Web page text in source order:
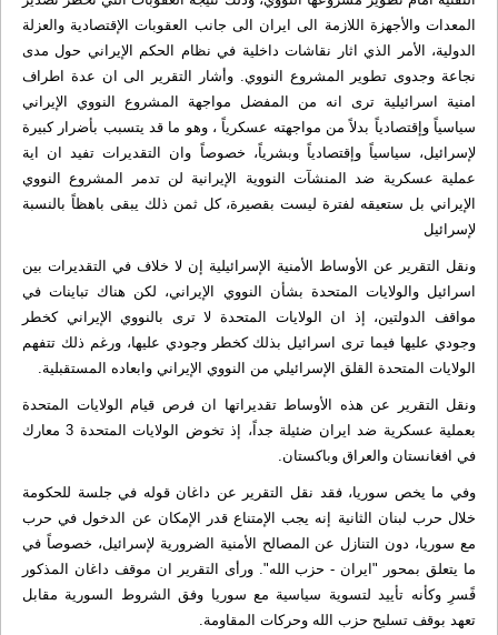
المعدات والأجهزة اللازمة الى ايران الى جانب العقوبات الإقتصادية والعزلة
الدولية، الأمر الذي اثار نقاشات داخلية في نظام الحكم الإيراني حول مدى
نجاعة وجدوى تطوير المشروع النووي. وأشار التقرير الى ان عدة اطراف
امنية اسرائيلية ترى انه من المفضل مواجهة المشروع النووي الإيراني
سياسياً وإقتصادياً بدلاً من مواجهته عسكرياً ، وهو ما قد يتسبب بأضرار كبيرة
لإسرائيل، سياسياً وإقتصادياً وبشرياً، خصوصاً وان التقديرات تفيد ان اية
عملية عسكرية ضد المنشآت النووية الإيرانية لن تدمر المشروع النووي
الإيراني بل ستعيقه لفترة ليست بقصيرة، كل ثمن ذلك يبقى باهظاً بالنسبة
لإسرائيل
ونقل التقرير عن الأوساط الأمنية الإسرائيلية إن لا خلاف في التقديرات بين
اسرائيل والولايات المتحدة بشأن النووي الإيراني، لكن هناك تباينات في
مواقف الدولتين، إذ ان الولايات المتحدة لا ترى بالنووي الإيراني كخطر
وجودي عليها فيما ترى اسرائيل بذلك كخطر وجودي عليها، ورغم ذلك تتفهم
الولايات المتحدة القلق الإسرائيلي من النووي الإيراني وابعاده المستقبلية.
ونقل التقرير عن هذه الأوساط تقديراتها ان فرص قيام الولايات المتحدة
بعملية عسكرية ضد ايران ضئيلة جداً، إذ تخوض الولايات المتحدة 3 معارك
في افغانستان والعراق وباكستان.
وفي ما يخص سوريا، فقد نقل التقرير عن داغان قوله في جلسة للحكومة
خلال حرب لبنان الثانية إنه يجب الإمتناع قدر الإمكان عن الدخول في حرب
مع سوريا، دون التنازل عن المصالح الأمنية الضرورية لإسرائيل، خصوصاً في
ما يتعلق بمحور "ايران - حزب الله". ورأى التقرير ان موقف داغان المذكور
فًسرِ وكأنه تأييد لتسوية سياسية مع سوريا وفق الشروط السورية مقابل
تعهد بوقف تسليح حزب الله وحركات المقاومة.